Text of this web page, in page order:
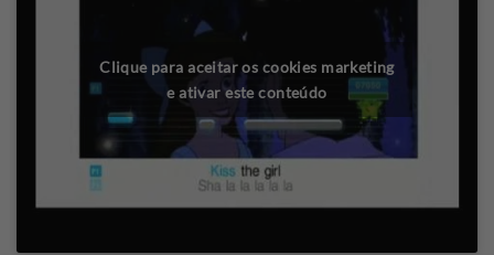
Clique para aceitar os cookies marketing
e ativar este conteúdo